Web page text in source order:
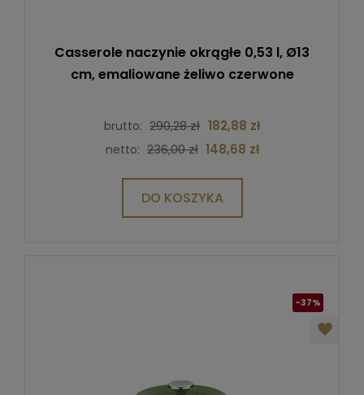
Casserole naczynie okrągłe 0,53 l, Ø13
cm, emaliowane żeliwo czerwone
brutto: 290,28 zł 182,88 zł
netto: 236,00 zł 148,68 zł
DO KOSZYKA
-37%